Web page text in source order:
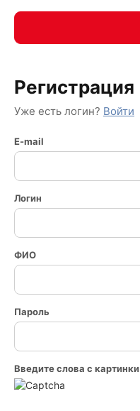
Регистрация
Уже есть логин? Войти
E-mail
Логин
ФИО
Пароль
Введите слова с картинки